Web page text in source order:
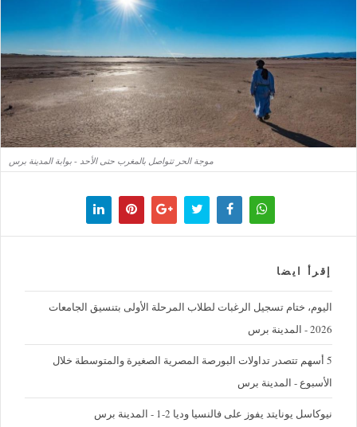
موجة الحر تتواصل بالمغرب حتى الأحد - بوابة المدينة برس
إقرأ ايضا
اليوم، ختام تسجيل الرغبات لطلاب المرحلة الأولى بتنسيق الجامعات
2026 - المدينة برس
5 أسهم تتصدر تداولات البورصة المصرية الصغيرة والمتوسطة خلال
الأسبوع - المدينة برس
نيوكاسل يونايتد يفوز على فالنسيا وديا 2-1 - المدينة برس